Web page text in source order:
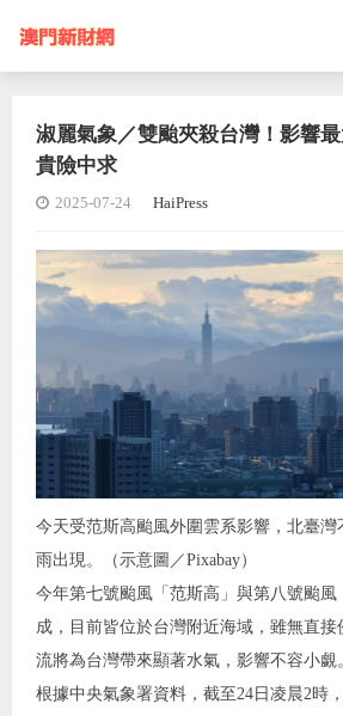
淑麗氣象／雙颱夾殺台灣！影響
貴險中求
2025-07-24 HaiPress
今天受范斯高颱風外圍雲系影響，北臺
雨出現。（示意圖／Pixabay）
今年第七號颱風「范斯高」與第八號颱風
成，目前皆位於台灣附近海域，雖無直
流將為台灣帶來顯著水氣，影響不容小覷
根據中央氣象署資料，截至24日凌晨2時